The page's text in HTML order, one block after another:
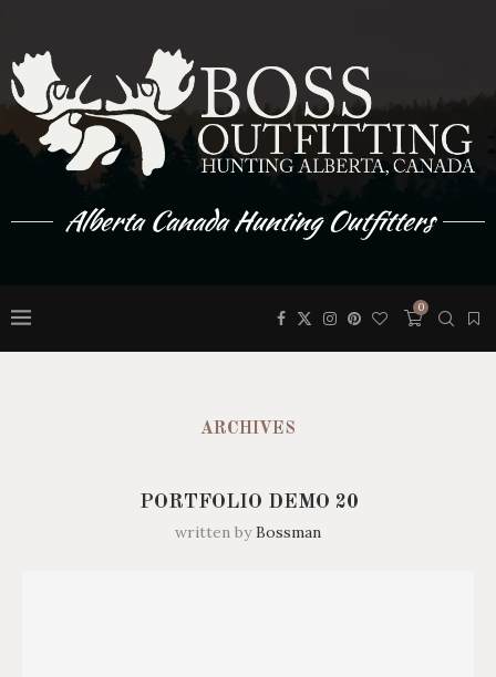
Alberta Canada Hunting Outfitters
0
ARCHIVES
PORTFOLIO DEMO 20
written byBossman